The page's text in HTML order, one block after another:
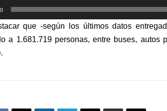
que -según los últimos datos
a 1.681.719 personas, entre buses, autos